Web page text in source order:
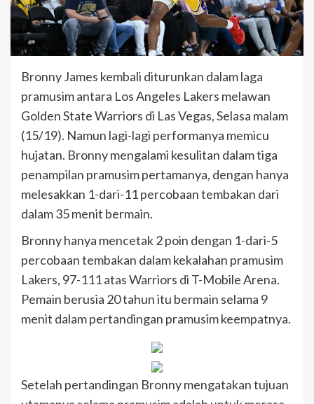
Bronny James kembali diturunkan dalam laga
pramusim antara Los Angeles Lakers melawan
Golden State Warriors di Las Vegas, Selasa malam
(15/19). Namun lagi-lagi performanya memicu
hujatan. Bronny mengalami kesulitan dalam tiga
penampilan pramusim pertamanya, dengan hanya
melesakkan 1-dari-11 percobaan tembakan dari
dalam 35 menit bermain.
Bronny hanya mencetak 2 poin dengan 1-dari-5
percobaan tembakan dalam kekalahan pramusim
Lakers, 97-111 atas Warriors di T-Mobile Arena.
Pemain berusia 20 tahun itu bermain selama 9
menit dalam pertandingan pramusim keempatnya.
Setelah pertandingan Bronny mengatakan tujuan